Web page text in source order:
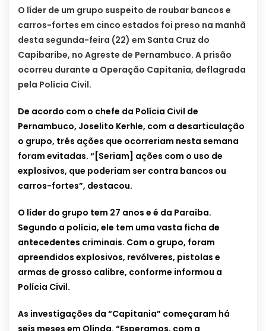
O líder de um grupo suspeito de roubar bancos e
carros-fortes em cinco estados foi preso na manhã
desta segunda-feira (22) em Santa Cruz do
Capibaribe, no Agreste de Pernambuco. A prisão
ocorreu durante a Operação Capitania, deflagrada
pela Polícia Civil.
De acordo com o chefe da Polícia Civil de
Pernambuco, Joselito Kerhle, com a desarticulação
o grupo, três ações que ocorreriam nesta semana
foram evitadas. “[Seriam] ações com o uso de
explosivos, que poderiam ser contra bancos ou
carros-fortes”, destacou.
O líder do grupo tem 27 anos e é da Paraíba.
Segundo a polícia, ele tem uma vasta ficha de
antecedentes criminais. Com o grupo, foram
apreendidos explosivos, revólveres, pistolas e
armas de grosso calibre, conforme informou a
Polícia Civil.
As investigações da “Capitania” começaram há